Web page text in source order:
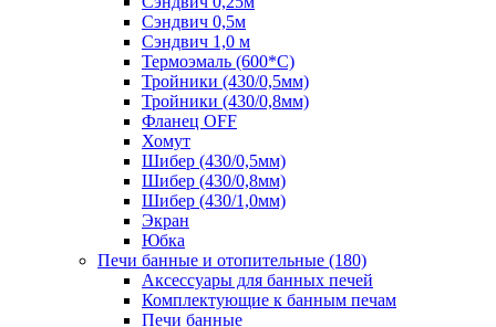
Сэндвич 0,5м
Сэндвич 1,0 м
Термоэмаль (600*С)
Тройники (430/0,5мм)
Тройники (430/0,8мм)
Фланец OFF
Хомут
Шибер (430/0,5мм)
Шибер (430/0,8мм)
Шибер (430/1,0мм)
Экран
Юбка
Печи банные и отопительные (180)
Аксессуары для банных печей
Комплектующие к банным печам
Печи банные